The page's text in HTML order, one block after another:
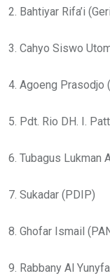
2. Bahtiyar Rifa’i
3. Cahyo Siswo
4. Agoeng Prasodjo
5. Pdt. Rio DH. I.
6. Tubagus Lukman
7. Sukadar (PDIP)
8. Ghofar Ismail
9. Rabbany Al